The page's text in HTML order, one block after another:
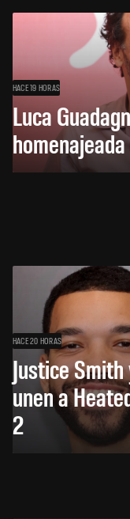
HACE 19 HORAS
Luca
HACE 20 HORAS
Justice
unen a
2